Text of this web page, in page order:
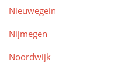
Nieuwegein
Nijmegen
Noordwijk